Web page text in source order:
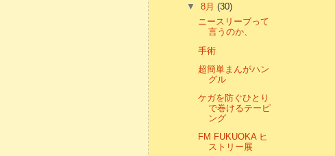
▼8月(30)
ニースリーブって
言うのか、
手術
超簡単まんがハン
グル
ケガを防ぐひとり
で巻けるテーピ
ング
FM FUKUOKA ヒ
ストリー展